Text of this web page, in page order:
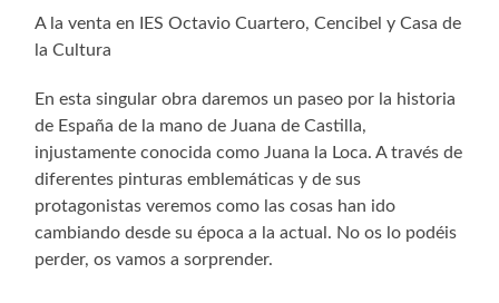
A la venta en IES Octavio Cuartero, Cencibel y Casa de
la Cultura
En esta singular obra daremos un paseo por la historia
de España de la mano de Juana de Castilla,
injustamente conocida como Juana la Loca. A través de
diferentes pinturas emblemáticas y de sus
protagonistas veremos como las cosas han ido
cambiando desde su época a la actual. No os lo podéis
perder, os vamos a sorprender.